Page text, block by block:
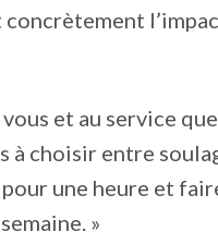
vous et au service
à choisir entre
une heure et
»